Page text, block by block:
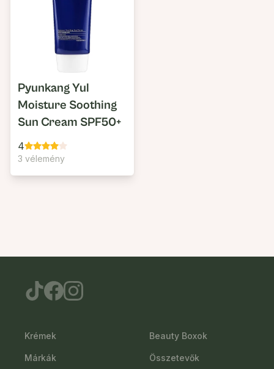
Pyunkang Yul
Moisture Soothing
Sun Cream SPF50+
4
3 vélemény
Krémek
Márkák
Beauty Boxok
Összetevők